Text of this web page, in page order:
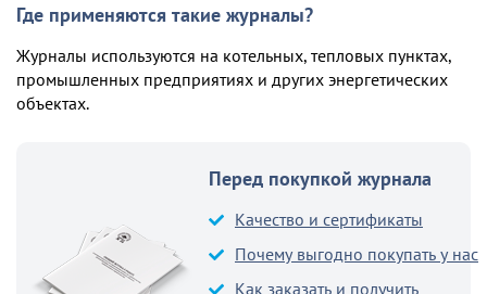
Где применяются такие журналы?
Журналы используются на котельных, тепловых пунктах,
промышленных предприятиях и других энергетических
объектах.
Перед покупкой журнала
Качество и сертификаты
Почему выгодно покупать у нас
Как заказать и получить